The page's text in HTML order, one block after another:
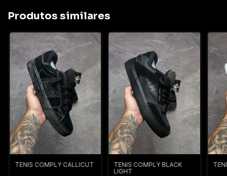
Produtos similares
TENIS COMPLY CALLICUT
TENIS COMPLY BLACK
LIGHT